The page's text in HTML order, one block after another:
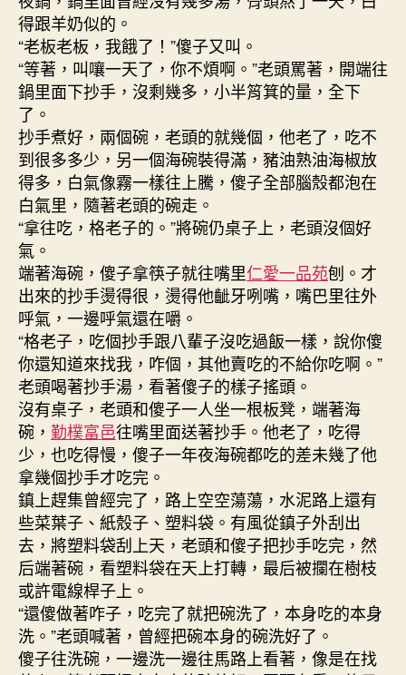
得跟羊奶似的。
“老板老板，我餓了！”傻子又叫。
“等著，叫嚷一天了，你不煩啊。”老頭罵著，開端往
鍋里面下抄手，沒剩幾多，小半筲箕的量，全下
了。
抄手煮好，兩個碗，老頭的就幾個，他老了，吃不
到很多多少，另一個海碗裝得滿，豬油熟油海椒放
得多，白氣像霧一樣往上騰，傻子全部腦殼都泡在
白氣里，隨著老頭的碗走。
“拿往吃，格老子的。”將碗仍桌子上，老頭沒個好
氣。
端著海碗，傻子拿筷子就往嘴里仁愛一品苑刨。才
出來的抄手燙得很，燙得他齜牙咧嘴，嘴巴里往外
呼氣，一邊呼氣還在嚼。
“格老子，吃個抄手跟八輩子沒吃過飯一樣，說你傻
你還知道來找我，咋個，其他賣吃的不給你吃啊。”
老頭喝著抄手湯，看著傻子的樣子搖頭。
沒有桌子，老頭和傻子一人坐一根板凳，端著海
碗， 勤樸富邑往嘴里面送著抄手。他老了，吃得
少，也吃得慢，傻子一年夜海碗都吃的差未幾了他
拿幾個抄手才吃完。
鎮上趕集曾經完了，路上空空蕩蕩，水泥路上還有
些菜葉子、紙殼子、塑料袋。有風從鎮子外刮出
去，將塑料袋刮上天，老頭和傻子把抄手吃完，然
后端著碗，看塑料袋在天上打轉，最后被攔在樹枝
或許電線桿子上。
“還傻做著咋子，吃完了就把碗洗了，本身吃的本身
洗。”老頭喊著，曾經把碗本身的碗洗好了。
傻子往洗碗，一邊洗一邊往馬路上看著，像是在找